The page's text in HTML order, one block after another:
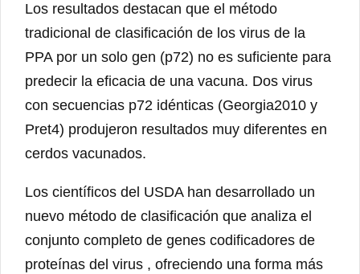
Los resultados destacan que el método
tradicional de clasificación de los virus de la
PPA por un solo gen (p72) no es suficiente para
predecir la eficacia de una vacuna. Dos virus
con secuencias p72 idénticas (Georgia2010 y
Pret4) produjeron resultados muy diferentes en
cerdos vacunados.
Los científicos del USDA han desarrollado un
nuevo método de clasificación que analiza el
conjunto completo de genes codificadores de
proteínas del virus , ofreciendo una forma más